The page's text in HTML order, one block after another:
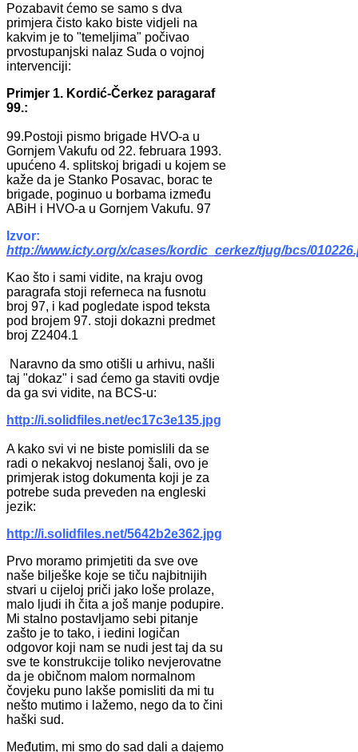
Pozabavit ćemo se samo s dva
primjera čisto kako biste vidjeli na
kakvim je to "temeljima" počivao
prvostupanjski nalaz Suda o vojnoj
intervenciji:
Primjer 1. Kordić-Čerkez paragaraf
99.:
99.Postoji pismo brigade HVO-a u
Gornjem Vakufu od 22. februara 1993.
upućeno 4. splitskoj brigadi u kojem se
kaže da je Stanko Posavac, borac te
brigade, poginuo u borbama između
ABiH i HVO-a u Gornjem Vakufu. 97
Izvor:
http://www.icty.org/x/cases/kordic_cerkez/tjug/bcs/
Kao što i sami vidite, na kraju ovog
paragrafa stoji referneca na fusnotu
broj 97, i kad pogledate ispod teksta
pod brojem 97. stoji dokazni predmet
broj Z2404.1
Naravno da smo otišli u arhivu, našli
taj "dokaz" i sad ćemo ga staviti ovdje
da ga svi vidite, na BCS-u:
http://i.solidfiles.net/ec17c3e135.jpg
A kako svi vi ne biste pomislili da se
radi o nekakvoj neslanoj šali, ovo je
primjerak istog dokumenta koji je za
potrebe suda preveden na engleski
jezik:
http://i.solidfiles.net/5642b2e362.jpg
Prvo moramo primjetiti da sve ove
naše bilješke koje se tiču najbitnijih
stvari u cijeloj priči jako loše prolaze,
malo ljudi ih čita a još manje podupire.
Mi stalno postavljamo sebi pitanje
zašto je to tako, i iedini logičan
odgovor koji nam se nudi jest taj da su
sve te konstrukcije toliko nevjerovatne
da je običnom malom normalnom
čovjeku puno lakše pomisliti da mi tu
nešto mutimo i lažemo, nego da to čini
haški sud.
Međutim, mi smo do sad dali a dajemo